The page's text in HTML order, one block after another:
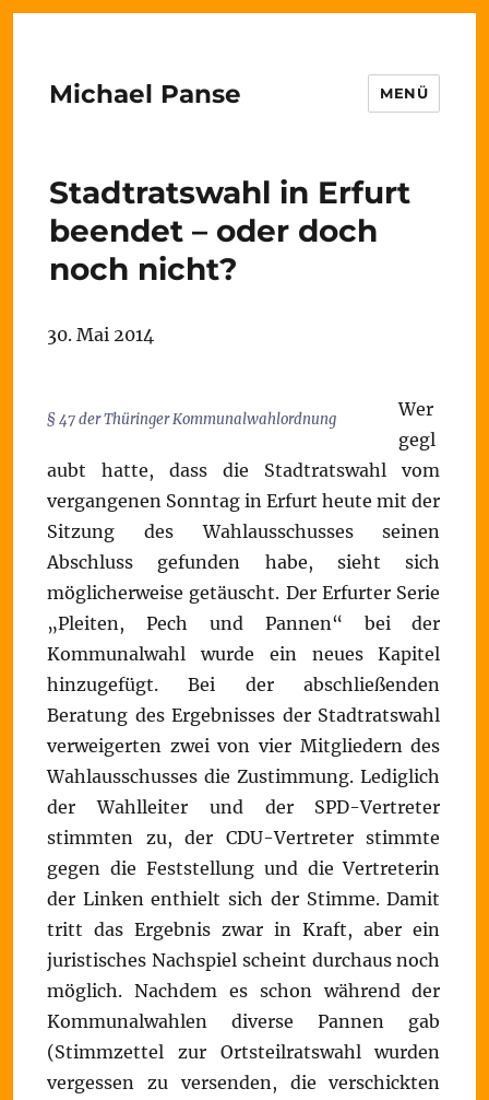
Michael Panse MENÜ
Stadtratswahl in Erfurt
beendet – oder doch
noch nicht?
30. Mai 2014
§ 47 der Thüringer Kommunalwahlordnung
Wer
gegl
aubt hatte, dass die Stadtratswahl vom
vergangenen Sonntag in Erfurt heute mit der
Sitzung des Wahlausschusses seinen
Abschluss gefunden habe, sieht sich
möglicherweise getäuscht. Der Erfurter Serie
„Pleiten, Pech und Pannen“ bei der
Kommunalwahl wurde ein neues Kapitel
hinzugefügt. Bei der abschließenden
Beratung des Ergebnisses der Stadtratswahl
verweigerten zwei von vier Mitgliedern des
Wahlausschusses die Zustimmung. Lediglich
der Wahlleiter und der SPD-Vertreter
stimmten zu, der CDU-Vertreter stimmte
gegen die Feststellung und die Vertreterin
der Linken enthielt sich der Stimme. Damit
tritt das Ergebnis zwar in Kraft, aber ein
juristisches Nachspiel scheint durchaus noch
möglich. Nachdem es schon während der
Kommunalwahlen diverse Pannen gab
(Stimmzettel zur Ortsteilratswahl wurden
vergessen zu versenden, die verschickten